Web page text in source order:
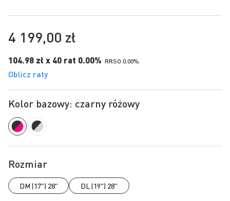
Kolor bazowy: czarny różowy
Rozmiar
DM (17") 28" DL (19") 28"
4 199,00 zł
104.98 zł x 40 rat 0.00% RRSO 0.00%
Oblicz raty